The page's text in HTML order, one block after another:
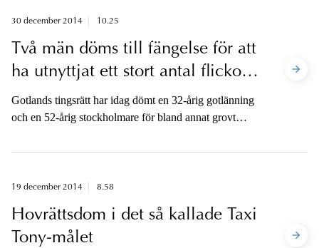
30 december 2014 10.25
Två män döms till fängelse för att
ha utnyttjat ett stort antal flickor
sexuellt på nätet
Gotlands tingsrätt har idag dömt en 32-årig gotlänning
och en 52-årig stockholmare för bland annat grovt
respektive cirka 150 tillfällen.
19 december 2014 8.58
Hovrättsdom i det så kallade Taxi
Tony-målet